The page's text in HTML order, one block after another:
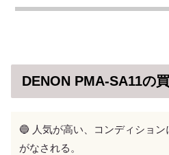
DENON PMA-SA11の
🔵 人気が高い、コンディショ
がなされる。